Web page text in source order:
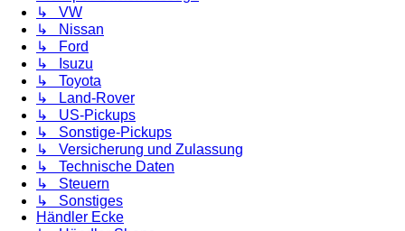
↳ VW
↳ Nissan
↳ Ford
↳ Isuzu
↳ Toyota
↳ Land-Rover
↳ US-Pickups
↳ Sonstige-Pickups
↳ Versicherung und Zulassung
↳ Technische Daten
↳ Steuern
↳ Sonstiges
Händler Ecke